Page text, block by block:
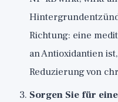
Richtung: eine
an Antioxidantien
Reduzierung von
Sorgen Sie für